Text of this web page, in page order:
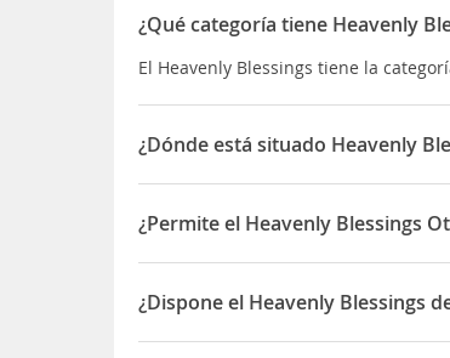
¿Qué categoría tiene Heavenly
El Heavenly Blessings tiene la
¿Dónde está situado Heavenly
El Heavenly Blessings está situado en
¿Permite el Heavenly Blessings
Sí, el Heavenly Blessings permite
¿Dispone el Heavenly Blessings
Sí, el Heavenly Blessings dispone de